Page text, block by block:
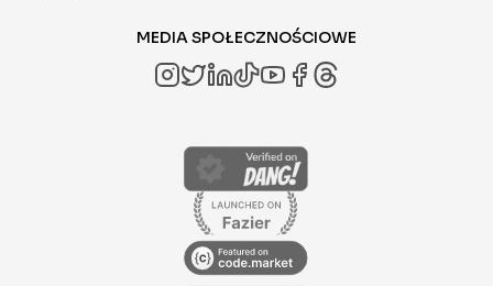
MEDIA SPOŁECZNOŚCIOWE